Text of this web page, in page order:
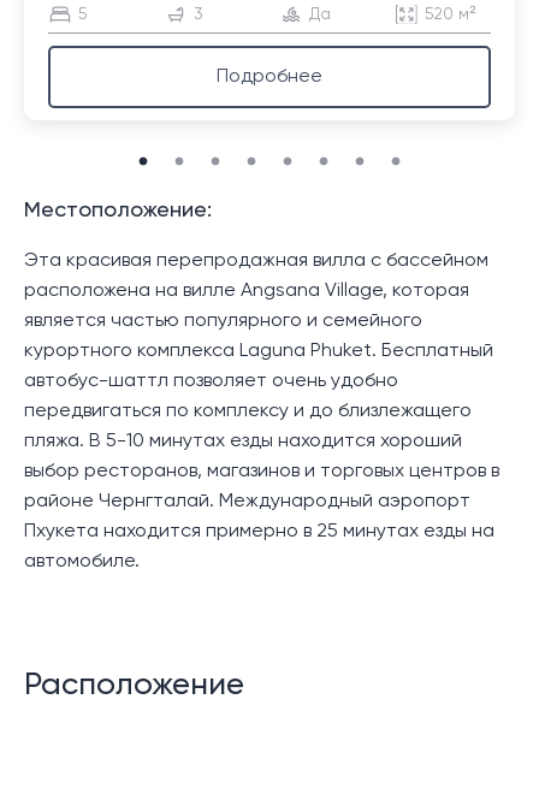
5 3 Да 520 м²
Подробнее
Местоположение:
Эта красивая перепродажная вилла с бассейном
расположена на вилле Angsana Village, которая
является частью популярного и семейного
курортного комплекса Laguna Phuket. Бесплатный
автобус-шаттл позволяет очень удобно
передвигаться по комплексу и до близлежащего
пляжа. В 5-10 минутах езды находится хороший
выбор ресторанов, магазинов и торговых центров в
районе Чернгталай. Международный аэропорт
Пхукета находится примерно в 25 минутах езды на
автомобиле.
Расположение